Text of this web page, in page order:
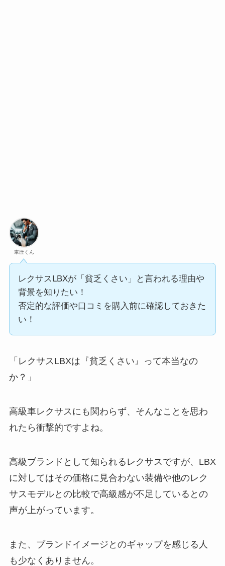
車歴くん
レクサスLBXが「貧乏くさい」と言われる理由や
背景を知りたい！
否定的な評価や口コミを購入前に確認しておきた
い！
「レクサスLBXは『貧乏くさい』って本当なの
か？」
高級車レクサスにも関わらず、そんなことを思わ
れたら衝撃的ですよね。
高級ブランドとして知られるレクサスですが、LBX
に対してはその価格に見合わない装備や他のレク
サスモデルとの比較で高級感が不足しているとの
声が上がっています。
また、ブランドイメージとのギャップを感じる人
も少なくありません。